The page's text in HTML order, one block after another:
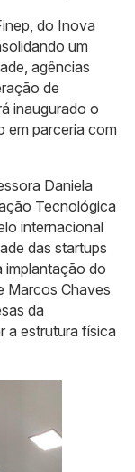
do Inova
um
agências
de
inaugurado o
em parceria com
Daniela
Tecnológica
internacional
das startups
implantação do
Marcos Chaves
da
a estrutura física